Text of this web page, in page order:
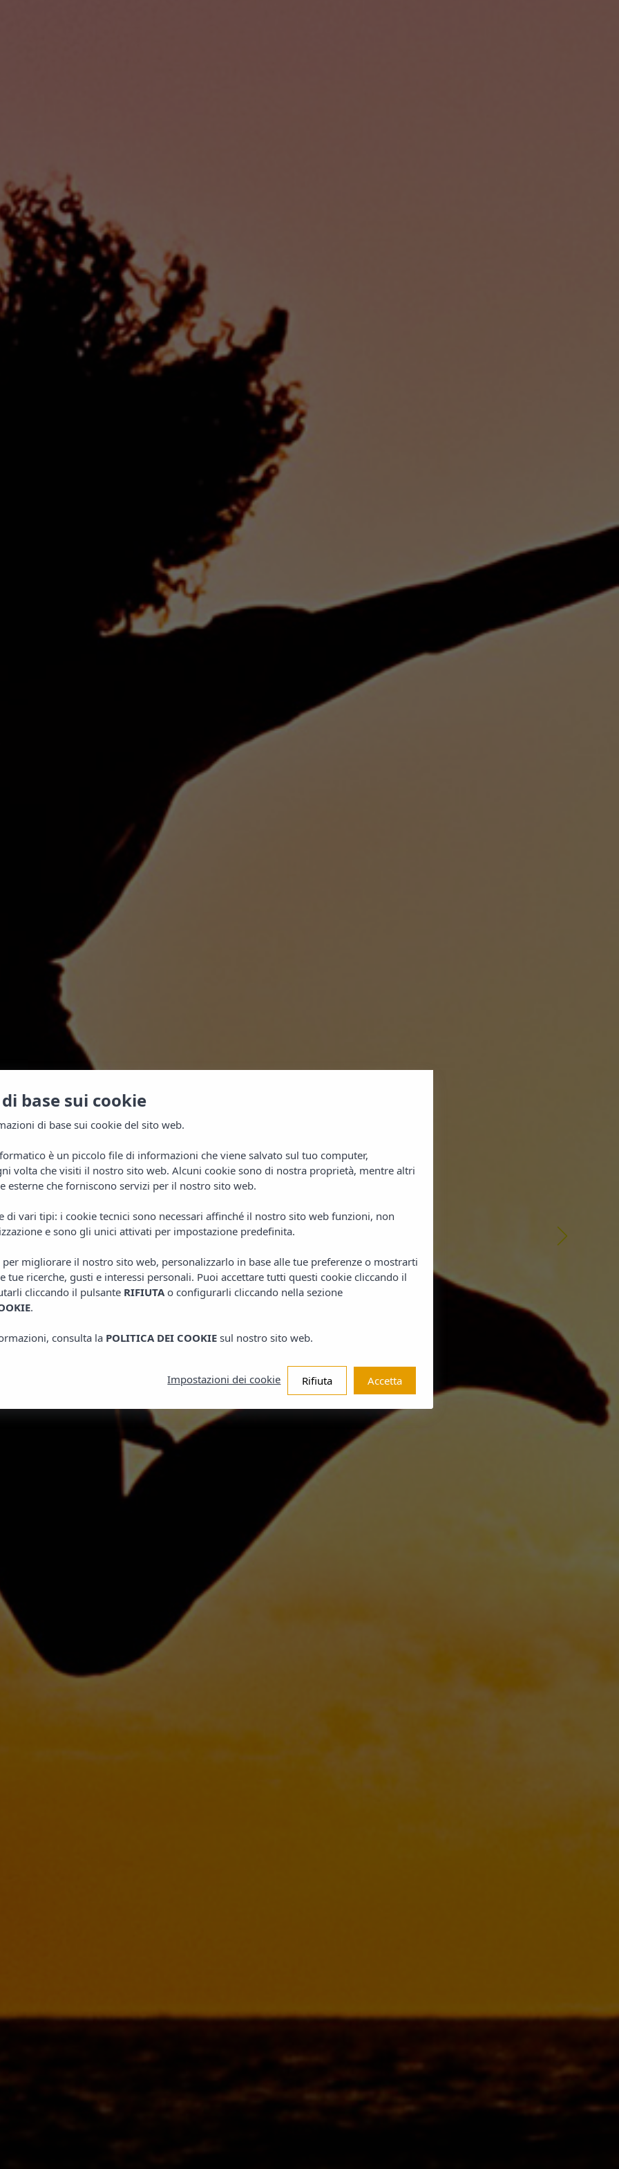
Alloggi
NUMERO
Adulti
base sui cookie
di base sui cookie del sito web.
è un piccolo file di informazioni che viene salvato sul tuo computer,
volta che visiti il nostro sito web. Alcuni cookie sono di nostra proprietà, mentre altri
esterne che forniscono servizi per il nostro sito web.
di vari tipi: i cookie tecnici sono necessari affinché il nostro sito web funzioni, non
e sono gli unici attivati per impostazione predefinita.
migliorare il nostro sito web, personalizzarlo in base alle tue preferenze o mostrarti
tue ricerche, gusti e interessi personali. Puoi accettare tutti questi cookie cliccando il
cliccando il pulsante RIFIUTAo configurarli cliccando nella sezione
.
consulta la POLITICA DEI COOKIEsul nostro sito web.
Impostazioni dei cookie Rifiuta Accetta